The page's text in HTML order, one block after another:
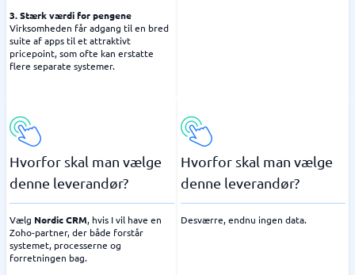
3. Stærk værdi for pengene
Virksomheden får adgang til en bred
suite af apps til et attraktivt
pricepoint, som ofte kan erstatte
flere separate systemer.
Hvorfor skal man vælge
denne leverandør?
Vælg Nordic CRM, hvis I vil have en
Zoho-partner, der både forstår
systemet, processerne og
forretningen bag.
Hvorfor skal man vælge
denne leverandør?
Desværre, endnu ingen data.